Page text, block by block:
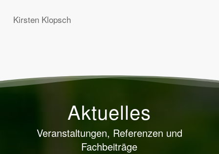
Kirsten Klopsch
Aktuelles
Veranstaltungen, Referenzen und
Fachbeiträge